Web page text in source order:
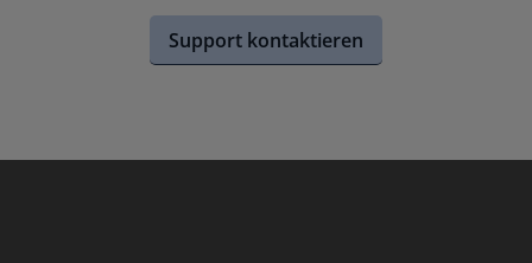
Support kontaktieren